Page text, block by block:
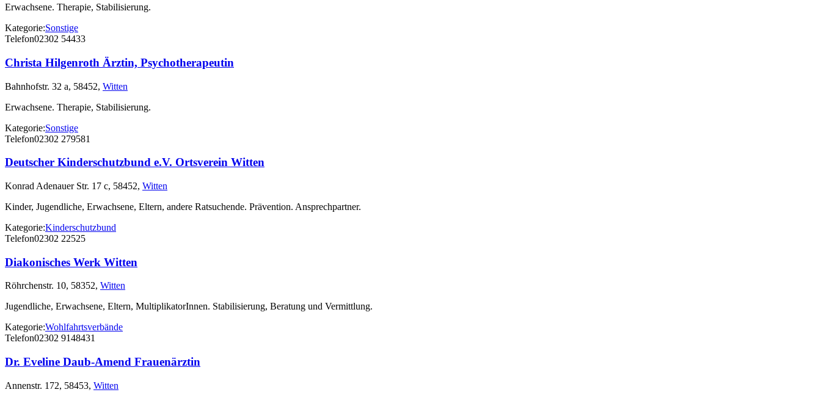
Erwachsene. Therapie, Stabilisierung.
Kategorie:Sonstige
Telefon02302 54433
Christa Hilgenroth Ärztin, Psychotherapeutin
Bahnhofstr. 32 a, 58452, Witten
Erwachsene. Therapie, Stabilisierung.
Kategorie:Sonstige
Telefon02302 279581
Deutscher Kinderschutzbund e.V. Ortsverein Witten
Konrad Adenauer Str. 17 c, 58452, Witten
Kinder, Jugendliche, Erwachsene, Eltern, andere Ratsuchende. Prävention. Ansprechpartner.
Kategorie:Kinderschutzbund
Telefon02302 22525
Diakonisches Werk Witten
Röhrchenstr. 10, 58352, Witten
Jugendliche, Erwachsene, Eltern, MultiplikatorInnen. Stabilisierung, Beratung und Vermittlung.
Kategorie:Wohlfahrtsverbände
Telefon02302 9148431
Dr. Eveline Daub-Amend Frauenärztin
Annenstr. 172, 58453, Witten